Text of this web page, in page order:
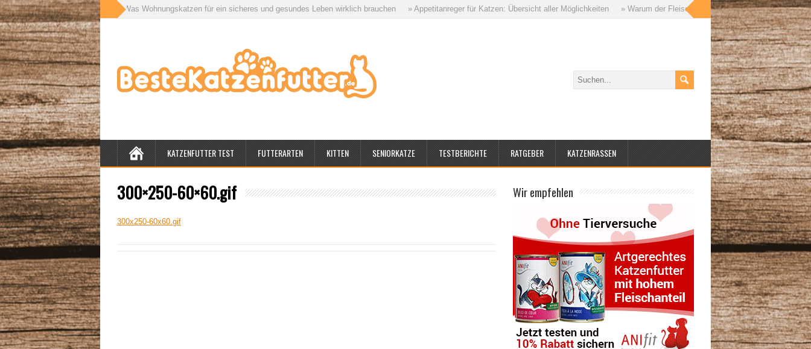
für drinnen und draußen: Was Wohnungskatzen für ein sicheres und gesundes Leben wirklich brauchen » Appetitanreger für Katzen: Übersicht aller Möglichkeiten » Warum der Fleischanteil im Katzenfutter so wichtig ist –
KATZENFUTTER TEST FUTTERARTEN KITTEN SENIORKATZE TESTBERICHTE RATGEBER KATZENRASSEN
300×250-60×60.gif
300x250-60x60.gif
Wir empfehlen